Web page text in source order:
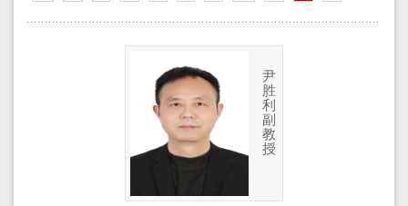
尹
胜
利
副
教
授